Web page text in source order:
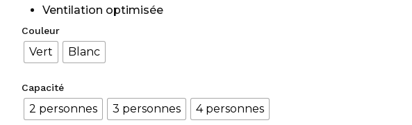
Ventilation optimisée
Couleur
Vert Blanc
Capacité
2 personnes 3 personnes 4 personnes